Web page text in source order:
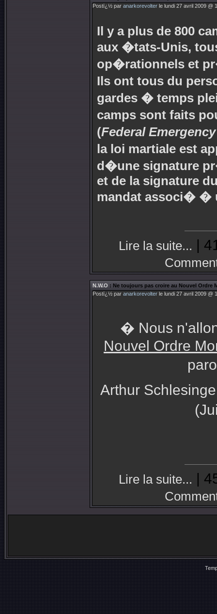
Postï¿½ par anarkorevolter le lundi 27 avril 2009 @
Il y a plus de 800
aux �tats-Unis,
op�rationnels et
Ils ont tous du
gardes � temps
camps sont faits
(Federal
la loi martiale est
d�une signature
et de la signature
mandat associ� �
Lire la suite... |
N.W.O : Ne toujours pas croire au Nouvel Ordre
Postï¿½ par anarkorevolter le lundi 27 avril 2009 @
� Nous
Nouvel Ordre
Arthur
Lire la suite... |